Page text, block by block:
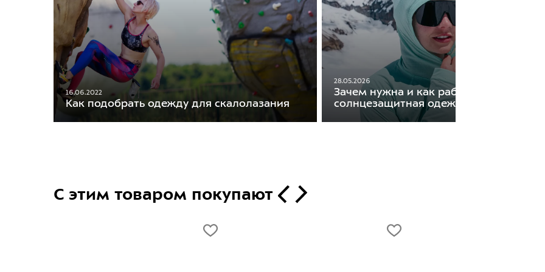
16.06.2022
Как подобрать одежду для скалолазания
28.05.2026
Зачем нужна и как работает
солнцезащитная одежда
С этим товаром покупают